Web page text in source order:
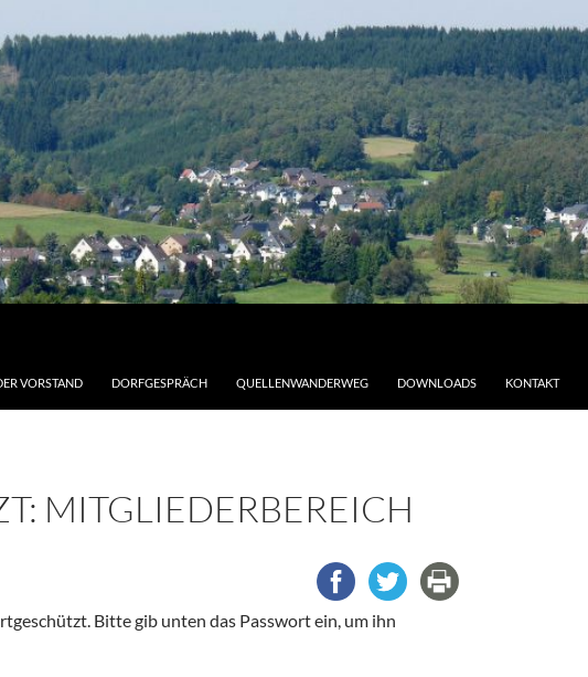
VORSTAND DORFGESPRÄCH QUELLENWANDERWEG DOWNLOADS KONTAKT
MITGLIEDERBEREICH
Bitte gib unten das Passwort ein, um ihn